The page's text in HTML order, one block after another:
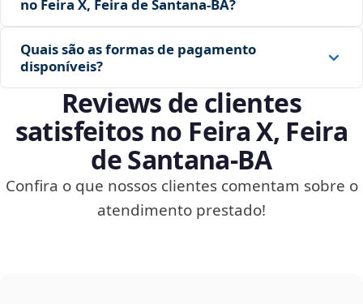
no Feira X, Feira de Santana‑BA?
Quais são as formas de pagamento
disponíveis?
Reviews de clientes
satisfeitos no Feira X, Feira
de Santana‑BA
Confira o que nossos clientes comentam sobre o
atendimento prestado!